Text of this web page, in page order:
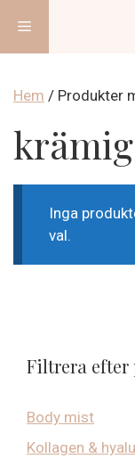
innehåll
Meny
Hem / Produkter
Inga
val.
Filtrera
Body mist
Kollagen &